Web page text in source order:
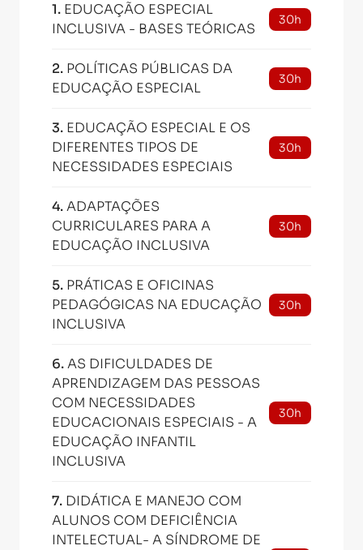
1. EDUCAÇÃO ESPECIAL
INCLUSIVA - BASES TEÓRICAS
30h
2. POLÍTICAS PÚBLICAS DA
EDUCAÇÃO ESPECIAL
30h
3. EDUCAÇÃO ESPECIAL E OS
DIFERENTES TIPOS DE
NECESSIDADES ESPECIAIS
30h
4.ADAPTAÇÕES
CURRICULARES PARA A
EDUCAÇÃO INCLUSIVA
30h
5. PRÁTICAS E OFICINAS
PEDAGÓGICAS NA EDUCAÇÃO
INCLUSIVA
30h
6.AS DIFICULDADES DE
APRENDIZAGEM DAS PESSOAS
COM NECESSIDADES
EDUCACIONAIS ESPECIAIS - A
EDUCAÇÃO INFANTIL
INCLUSIVA
30h
7. DIDÁTICA E MANEJO COM
ALUNOS COM DEFICIÊNCIA
INTELECTUAL- A SÍNDROME DE